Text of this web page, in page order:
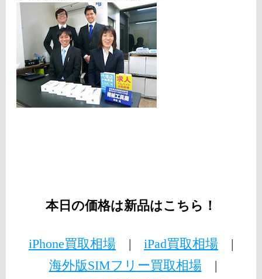
本日の価格は新品はこちら！
iPhone買取相場 | iPad買取相場 |
海外版SIMフリー買取相場|